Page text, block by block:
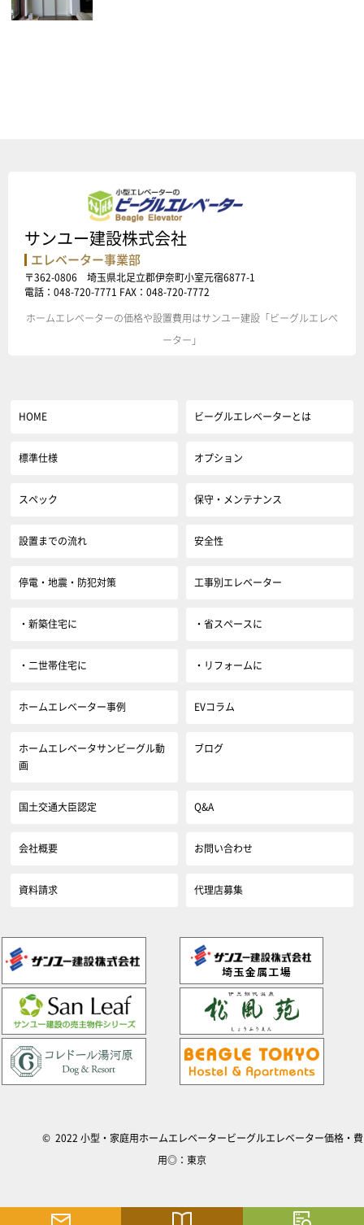
サンユー建設株式会社
エレベーター事業部
〒362-0806 埼玉県北足立郡伊奈町小室元宿6877-1
電話：048-720-7771 FAX：048-720-7772
ホームエレベーターの価格や設置費用はサンユー建設「ビーグルエレベ
ーター」
HOME ビーグルエレベーターとは
標準仕様 オプション
スペック 保守・メンテナンス
設置までの流れ 安全性
停電・地震・防犯対策 工事別エレベーター
・新築住宅に ・省スペースに
・二世帯住宅に ・リフォームに
ホームエレベーター事例 EVコラム
ホームエレベータサンビーグル動
画
ブログ
国土交通大臣認定 Q&A
会社概要 お問い合わせ
資料請求 代理店募集
© 2022 小型・家庭用ホームエレベータービーグルエレベーター価格・費
用◎：東京